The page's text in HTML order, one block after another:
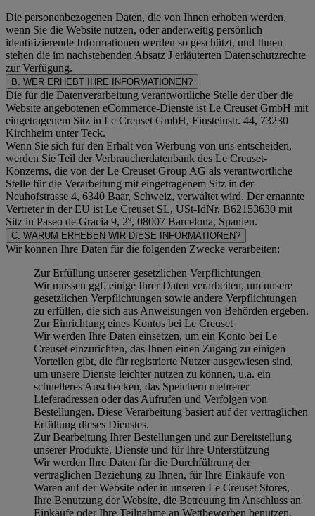
Die personenbezogenen Daten, die von Ihnen erhoben werden,
wenn Sie die Website nutzen, oder anderweitig persönlich
identifizierende Informationen werden so geschützt, und Ihnen
stehen die im nachstehenden Absatz J erläuterten Datenschutzrechte
zur Verfügung.
B. WER ERHEBT IHRE INFORMATIONEN?
Die für die Datenverarbeitung verantwortliche Stelle der über die
Website angebotenen eCommerce-Dienste ist Le Creuset GmbH mit
eingetragenem Sitz in Le Creuset GmbH, Einsteinstr. 44, 73230
Kirchheim unter Teck.
Wenn Sie sich für den Erhalt von Werbung von uns entscheiden,
werden Sie Teil der Verbraucherdatenbank des Le Creuset-
Konzerns, die von der Le Creuset Group AG als verantwortliche
Stelle für die Verarbeitung mit eingetragenem Sitz in der
Neuhofstrasse 4, 6340 Baar, Schweiz, verwaltet wird. Der ernannte
Vertreter in der EU ist Le Creuset SL, USt-IdNr. B62153630 mit
Sitz in Paseo de Gracia 9, 2º, 08007 Barcelona, Spanien.
C. WARUM ERHEBEN WIR DIESE INFORMATIONEN?
Wir können Ihre Daten für die folgenden Zwecke verarbeiten:
Zur Erfüllung unserer gesetzlichen Verpflichtungen
Wir müssen ggf. einige Ihrer Daten verarbeiten, um unsere
gesetzlichen Verpflichtungen sowie andere Verpflichtungen
zu erfüllen, die sich aus Anweisungen von Behörden ergeben.
Zur Einrichtung eines Kontos bei Le Creuset
Wir werden Ihre Daten einsetzen, um ein Konto bei Le
Creuset einzurichten, das Ihnen einen Zugang zu einigen
Vorteilen gibt, die für registrierte Nutzer ausgewiesen sind,
um unsere Dienste leichter nutzen zu können, u.a. ein
schnelleres Auschecken, das Speichern mehrerer
Lieferadressen oder das Aufrufen und Verfolgen von
Bestellungen. Diese Verarbeitung basiert auf der vertraglichen
Erfüllung dieses Dienstes.
Zur Bearbeitung Ihrer Bestellungen und zur Bereitstellung
unserer Produkte, Dienste und für Ihre Unterstützung
Wir werden Ihre Daten für die Durchführung der
vertraglichen Beziehung zu Ihnen, für Ihre Einkäufe von
Waren auf der Website oder in unseren Le Creuset Stores,
Ihre Benutzung der Website, die Betreuung im Anschluss an
Einkäufe oder Ihre Teilnahme an Wettbewerben benutzen.